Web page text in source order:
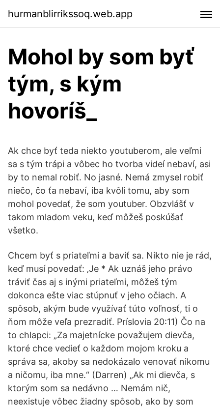
hurmanblirrikssoq.web.app
Mohol by som byť
tým, s kým
hovoríš_
Ak chce byť teda niekto youtuberom, ale veľmi
sa s tým trápi a vôbec ho tvorba videí nebaví, asi
by to nemal robiť. No jasné. Nemá zmysel robiť
niečo, čo ťa nebaví, iba kvôli tomu, aby som
mohol povedať, že som youtuber. Obzvlášť v
takom mladom veku, keď môžeš poskúšať
všetko.
Chcem byť s priateľmi a baviť sa. Nikto nie je rád,
keď musí povedať: ‚Je * Ak uznáš jeho právo
tráviť čas aj s inými priateľmi, môžeš tým
dokonca ešte viac stúpnuť v jeho očiach. A
spôsob, akým bude využívať túto voľnosť, ti o
ňom môže veľa prezradiť. Príslovia 20:11) Čo na
to chlapci: „Za majetnícke považujem dievča,
ktoré chce vedieť o každom mojom kroku a
správa sa, akoby sa nedokázalo venovať nikomu
a ničomu, iba mne.“ (Darren) „Ak mi dievča, s
ktorým som sa nedávno … Nemám nič,
neexistuje vôbec žiadny spôsob, ako by som